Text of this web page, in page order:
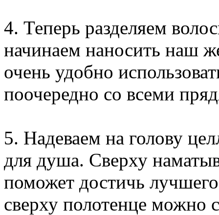
4. Теперь разделяем
начинаем наносить наш
очень удобно
поочередно со всеми
5. Надеваем на голову
для душа. Сверху
поможет достичь
сверху полотенце можно